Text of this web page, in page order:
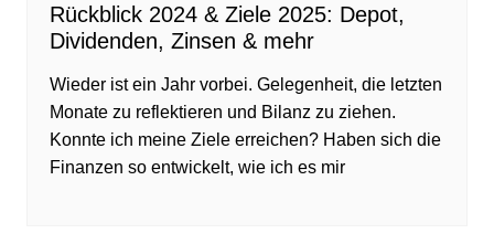
Rückblick 2024 & Ziele 2025: Depot,
Dividenden, Zinsen & mehr
Wieder ist ein Jahr vorbei. Gelegenheit, die letzten
Monate zu reflektieren und Bilanz zu ziehen.
Konnte ich meine Ziele erreichen? Haben sich die
Finanzen so entwickelt, wie ich es mir